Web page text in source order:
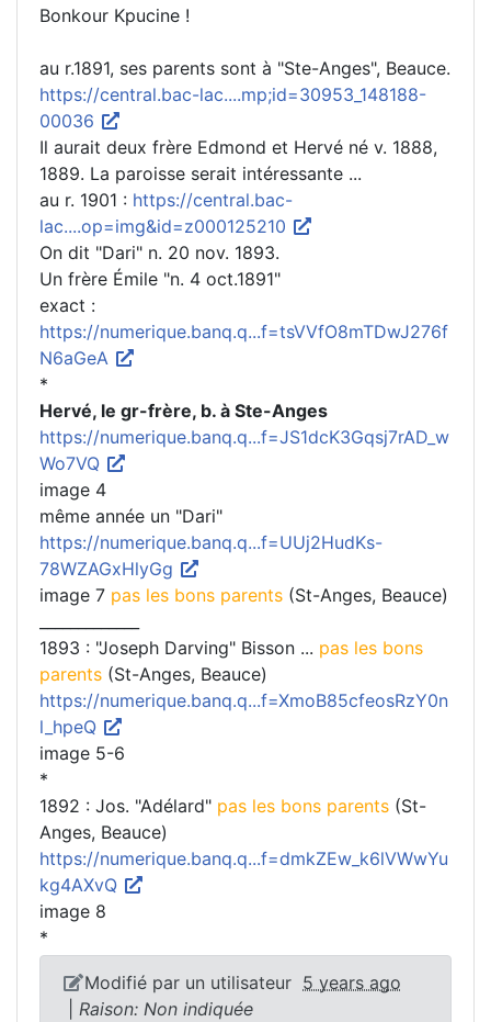
Bonkour Kpucine !
au r.1891, ses parents sont à "Ste-Anges", Beauce.
https://central.bac-lac....mp;id=30953_148188-
00036
Il aurait deux frère Edmond et Hervé né v. 1888,
1889. La paroisse serait intéressante ...
au r. 1901 : https://central.bac-
lac....op=img&id=z000125210
On dit "Dari" n. 20 nov. 1893.
Un frère Émile "n. 4 oct.1891"
exact :
https://numerique.banq.q...f=tsVVfO8mTDwJ276f
N6aGeA
*
Hervé, le gr-frère, b. à Ste-Anges
https://numerique.banq.q...f=JS1dcK3Gqsj7rAD_w
Wo7VQ
image 4
même année un "Dari"
https://numerique.banq.q...f=UUj2HudKs-
78WZAGxHlyGg
image 7 pas les bons parents (St-Anges, Beauce)
1893 : "Joseph Darving" Bisson ... pas les bons
parents (St-Anges, Beauce)
https://numerique.banq.q...f=XmoB85cfeosRzY0n
l_hpeQ
image 5-6
*
1892 : Jos. "Adélard" pas les bons parents (St-
Anges, Beauce)
https://numerique.banq.q...f=dmkZEw_k6lVWwYu
kg4AXvQ
image 8
*
Modifié par un utilisateur 5 years ago
Raison: Non indiquée